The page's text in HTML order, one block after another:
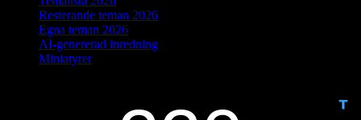
Resterande teman 2026
Egna teman 2026
AI-genererad inredning
Miniatyrer